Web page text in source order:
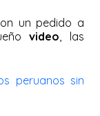
un pedido a
video , las
peruanos sin